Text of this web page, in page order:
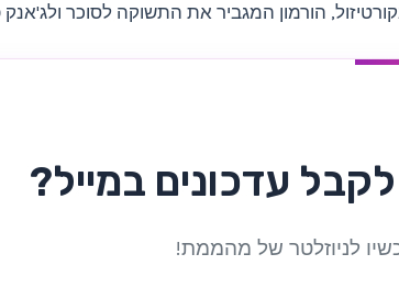
הורמון המגביר את התשוקה לסוכר ולג'אנק
עדכונים במייל?
לניוזלטר של מהממת!